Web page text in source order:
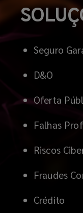
Seguro
D&O
Oferta
Falhas
Riscos
Fraudes
Crédito